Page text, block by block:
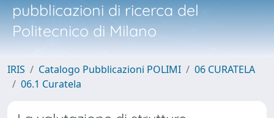
pubblicazioni di ricerca del
Politecnico di Milano
IRIS Catalogo Pubblicazioni POLIMI
06 CURATELA
06.1 Curatela